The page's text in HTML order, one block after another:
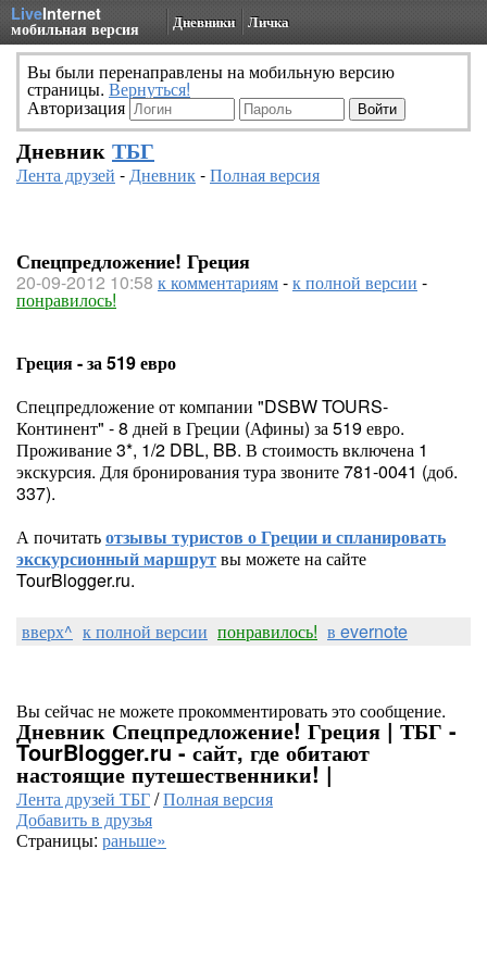
LiveInternet
мобильная версия Дневники Личка
Вы были перенаправлены на мобильную версию
страницы. Вернуться!
Авторизация
Дневник ТБГ
Лента друзей -Дневник-Полная версия
Спецпредложение! Греция
20-09-2012 10:58 к комментариям-к полной версии -
понравилось!
Греция - за 519 евро
Спецпредложение от компании "DSBW TOURS-
Континент" - 8 дней в Греции (Афины) за 519 евро.
Проживание 3*, 1/2 DBL, BB. В стоимость включена 1
экскурсия. Для бронирования тура звоните 781-0041 (доб.
337).
А почитатьотзывы туристов о Греции и спланировать
экскурсионный маршрутвы можете на сайте
TourBlogger.ru.
вверх^ к полной версии понравилось! в evernote
Вы сейчас не можете прокомментировать это сообщение.
Дневник Спецпредложение! Греция | ТБГ -
TourBlogger.ru - сайт, где обитают
настоящие путешественники! |
Лента друзей ТБГ/Полная версия
Добавить в друзья
Страницы: раньше»